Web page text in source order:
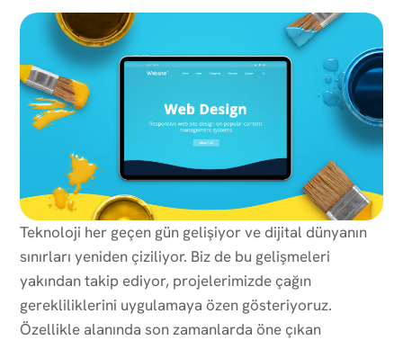
Teknoloji her geçen gün gelişiyor ve dijital dünyanın
sınırları yeniden çiziliyor. Biz de bu gelişmeleri
yakından takip ediyor, projelerimizde çağın
gerekliliklerini uygulamaya özen gösteriyoruz.
Özellikle alanında son zamanlarda öne çıkan